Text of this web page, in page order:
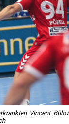
Vincent